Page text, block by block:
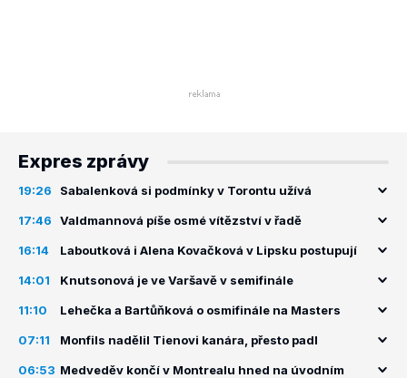
Expres zprávy
19:26 Sabalenková si podmínky v Torontu užívá
17:46 Valdmannová píše osmé vítězství v řadě
16:14 Laboutková i Alena Kovačková v Lipsku postupují
14:01 Knutsonová je ve Varšavě v semifinále
11:10 Lehečka a Bartůňková o osmifinále na Masters
07:11 Monfils nadělil Tienovi kanára, přesto padl
06:53 Medveděv končí v Montrealu hned na úvodním